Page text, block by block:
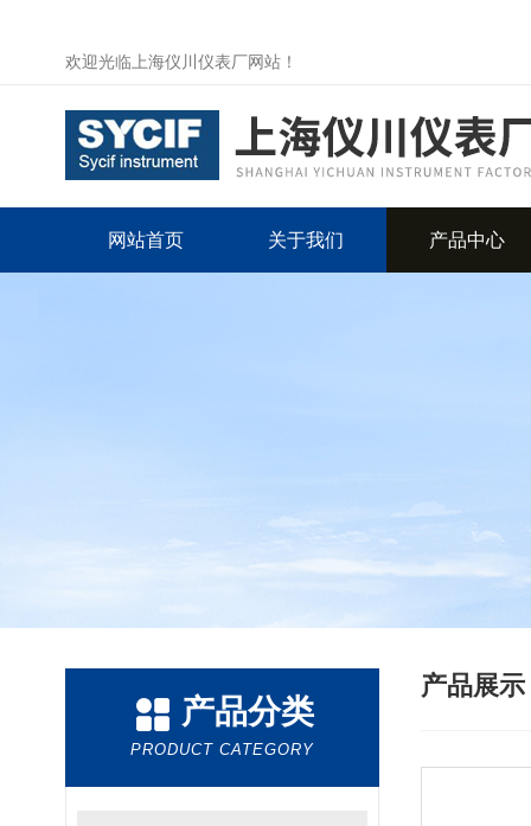
欢迎光临上海仪川仪表厂网站！
网站首页 关于我们 产品中心
产品分类
PRODUCT CATEGORY
产品展示